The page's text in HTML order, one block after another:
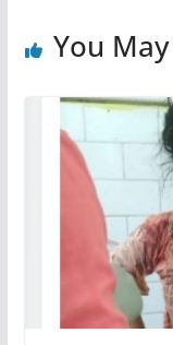
You